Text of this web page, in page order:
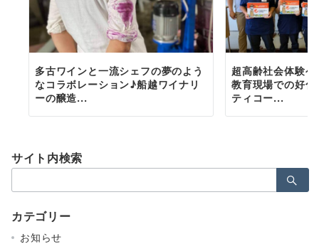
多古ワインと一流シェフの夢のよう
なコラボレーション♪船越ワイナリ
ーの醸造...
超高齢社会体験
教育現場での好
ティコー...
サイト内検索
索：
カテゴリー
お知らせ